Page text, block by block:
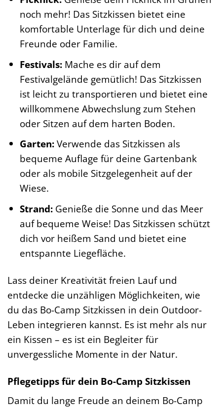
noch mehr! Das Sitzkissen bietet eine
komfortable Unterlage für dich und deine
Freunde oder Familie.
Festivals:Mache es dir auf dem
Festivalgelände gemütlich! Das Sitzkissen
ist leicht zu transportieren und bietet eine
willkommene Abwechslung zum Stehen
oder Sitzen auf dem harten Boden.
Garten:Verwende das Sitzkissen als
bequeme Auflage für deine Gartenbank
oder als mobile Sitzgelegenheit auf der
Wiese.
Strand:Genieße die Sonne und das Meer
auf bequeme Weise! Das Sitzkissen schützt
dich vor heißem Sand und bietet eine
entspannte Liegefläche.
Lass deiner Kreativität freien Lauf und
entdecke die unzähligen Möglichkeiten, wie
du das Bo-Camp Sitzkissen in dein Outdoor-
Leben integrieren kannst. Es ist mehr als nur
ein Kissen – es ist ein Begleiter für
unvergessliche Momente in der Natur.
Pflegetipps für dein Bo-Camp Sitzkissen
Damit du lange Freude an deinem Bo-Camp